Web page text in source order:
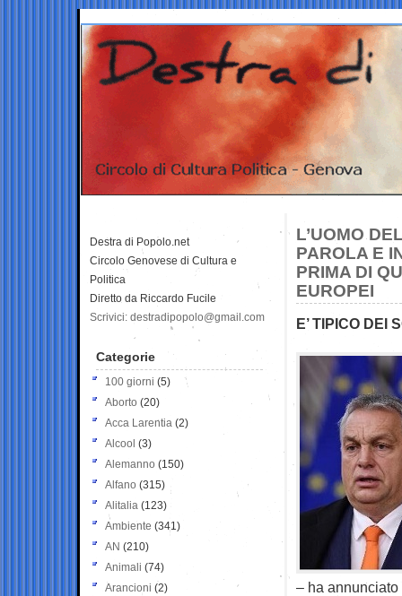
L’UOMO
PAROLA E
PRIMA DI
EUROPEI
E’ TIPICO DEI
– ha
Destra di Popolo.net
Circolo Genovese di Cultura e
Politica
Diretto da Riccardo Fucile
Scrivici: destradipopolo@gmail.com
Categorie
100 giorni (5)
Aborto (20)
Acca Larentia (2)
Alcool (3)
Alemanno (150)
Alfano (315)
Alitalia (123)
Ambiente (341)
AN (210)
Animali (74)
Arancioni (2)